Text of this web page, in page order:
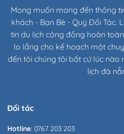
Mong muốn mang đến thông
khách - Bạn Bè - Quý Đối Tác.
tin du lịch cộng đồng hoàn
lo lắng cho kế hoạch một
đến tôi chúng tôi bất cứ lúc nào
lịch đà
Đối tác
Hotline: 0767 203 203